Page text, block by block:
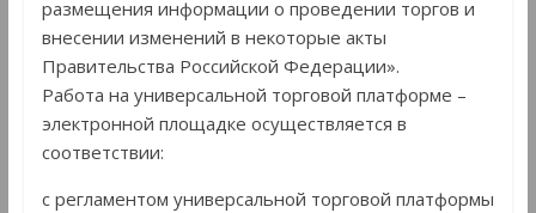
размещения информации о проведении торгов и
внесении изменений в некоторые акты
Правительства Российской Федерации».
Работа на универсальной торговой платформе –
электронной площадке осуществляется в
соответствии:
с регламентом универсальной торговой платформы